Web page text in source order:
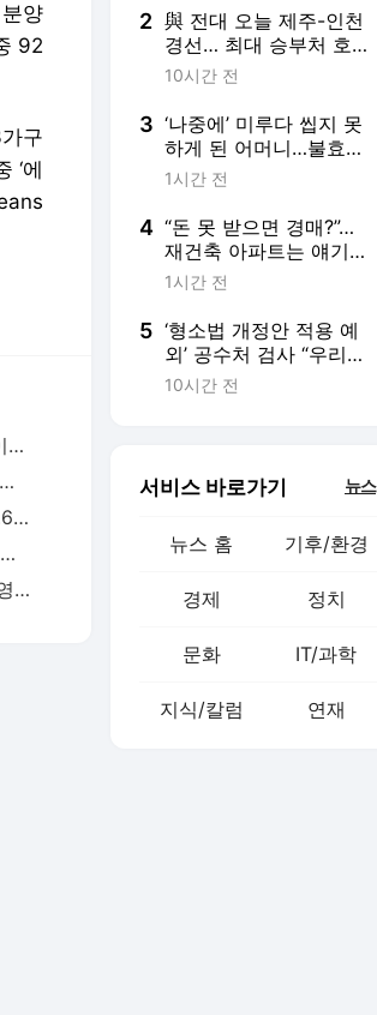
양
92
구
‘에
“심야에 엘리베이터 사용 자제해달라”…이웃 ‘황당’ 요구 [e글e글]
공사 중인 고가도로 아래 지나는데 차 위로 쏟아진 시멘트 물(영상)
강화도서 텐트로 전기차 돌진 2명 다쳐…60대 운전자 “급발진”
싸이, 수해복구 국군 장병에 2년 연속 ‘흠뻑쇼’ 무료 티켓
덱스, 딥페이크에 당했다…소속사 “가짜 영상”
2 與 전대 오늘 제주-인천
경선… 최대 승부처 호
남-서울 전초전
10시간 전
3 ‘나중에’ 미루다 씹지 못
하게 된 어머니…불효자
의 마지막 한 병[이설의
1시간 전
4 “돈 못 받으면 경매?”…
재건축 아파트는 얘기가
다르다 [집과법]
1시간 전
5 ‘형소법 개정안 적용 예
외’ 공수처 검사 “우리만
달리 수사해도 되나” 혼
10시간 전
서비스 바로가기 뉴스
뉴스 홈 기후/환경
경제 정치
문화 IT/과학
지식/칼럼 연재